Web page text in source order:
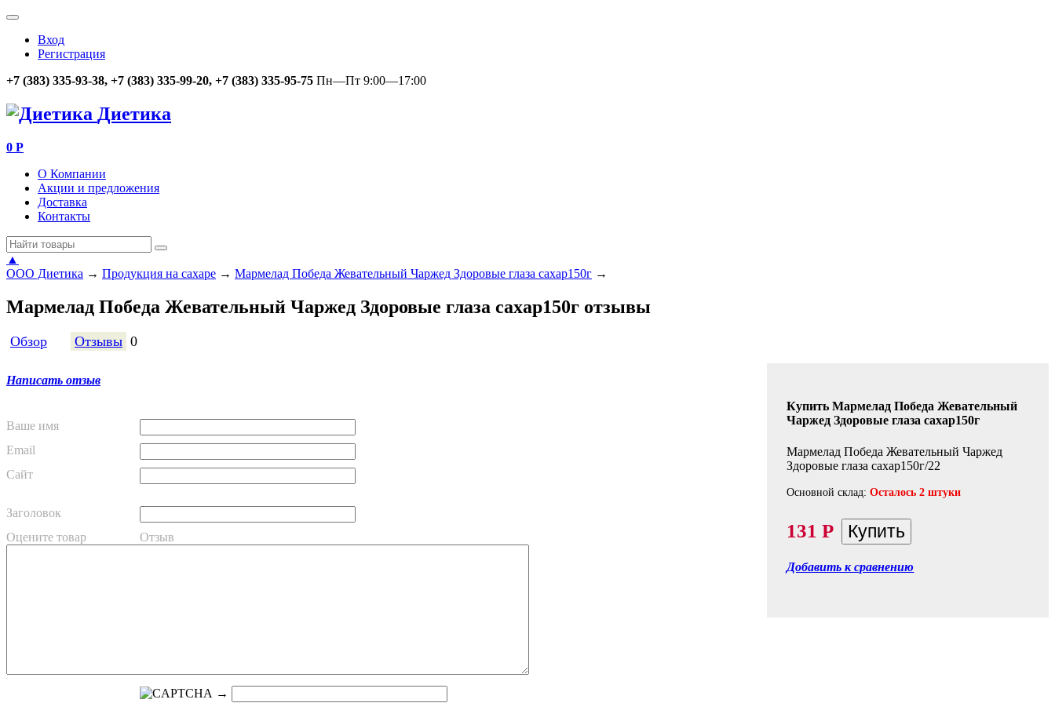
Вход
Регистрация
+7 (383) 335-93-38, +7 (383) 335-99-20, +7 (383) 335-95-75 Пн—Пт 9:00—17:00
Диетика
0 Р
О Компании
Акции и предложения
Доставка
Контакты
▲
ООО Диетика → Продукция на сахаре → Мармелад Победа Жевательный Чаржед Здоровые глаза сахар150г →
Мармелад Победа Жевательный Чаржед Здоровые глаза сахар150г отзывы
Обзор Отзывы 0
Купить Мармелад Победа Жевательный
Чаржед Здоровые глаза сахар150г
Мармелад Победа Жевательный Чаржед
Здоровые глаза сахар150г/22
Основной склад:Осталось 2 штуки
131Р
Добавить к сравнению
Написать отзыв
Ваше имя
Email
Сайт
Заголовок
Оцените товар
Отзыв
→